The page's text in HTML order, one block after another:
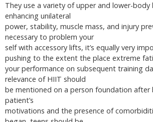
They use a variety of upper and lower-
enhancing unilateral
power, stability, muscle mass, and injury
necessary to problem your
self with accessory lifts, it’s equally very
pushing to the extent the place extreme
your performance on subsequent training
relevance of HIIT should
be mentioned on a person foundation after
patient’s
motivations and the presence of